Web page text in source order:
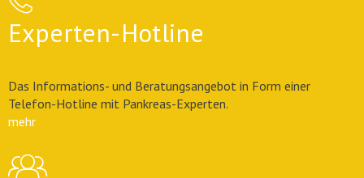
Experten-Hotline
Das Informations- und Beratungsangebot in Form einer
Telefon-Hotline mit Pankreas-Experten.
mehr